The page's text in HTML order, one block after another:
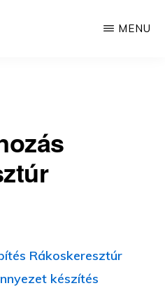
MENU
Rákoskeresztúr
készítés